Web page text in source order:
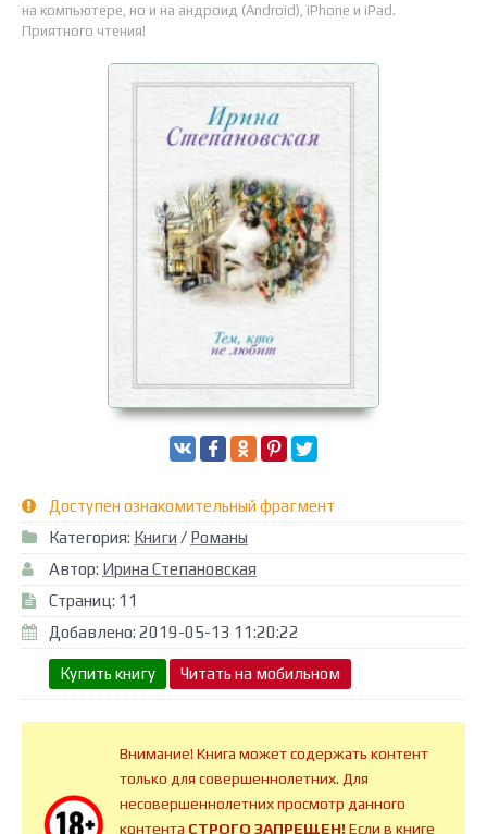
на компьютере, но и на андроид (Android), iPhone и iPad.
Приятного чтения!
Доступен ознакомительный фрагмент
Категория: Книги / Романы
Автор: Ирина Степановская
Страниц: 11
Добавлено: 2019-05-13 11:20:22
Купить книгу Читать на мобильном
Внимание! Книга может содержать контент
только для совершеннолетних. Для
несовершеннолетних просмотр данного
контента СТРОГО ЗАПРЕЩЕН!Если в книге